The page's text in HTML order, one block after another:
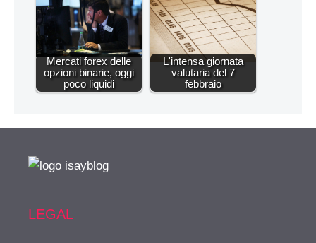
Mercati forex delle
opzioni binarie, oggi
poco liquidi
L'intensa giornata
valutaria del 7
febbraio
LEGAL